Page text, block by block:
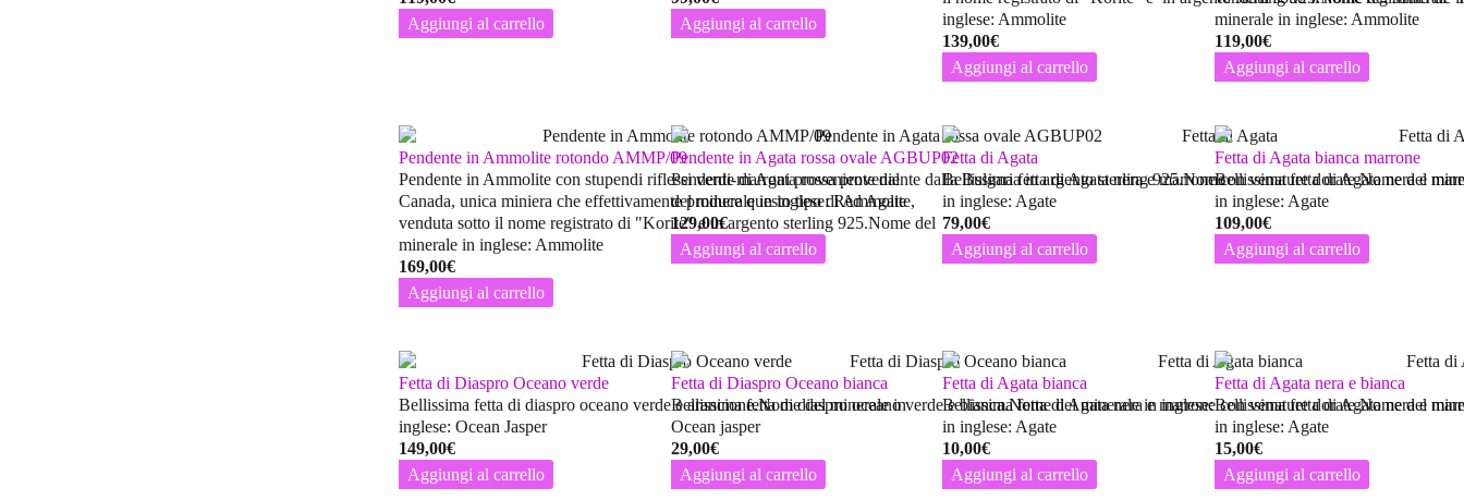
Aggiungi al carrello
Aggiungi al carrello
inglese: Ammolite
139,00€
Aggiungi al carrello
minerale in inglese: Ammolite
119,00€
Aggiungi al carrello
Pendente in Ammolite rotondo AMMP/09
Pendente in Ammolite con stupendi riflessi verdi-marroni proveniente dal
Canada, unica miniera che effettivamente produce questo tipo di Ammolite,
venduta sotto il nome registrato di "Korite" e in argento sterling 925.Nome del
minerale in inglese: Ammolite
169,00€
Aggiungi al carrello
Pendente in Agata rossa ovale AGBUP02
Pendente di Agata rossa proveniente dalla Bulgaria in argento sterling 925.Nome
del minerale in inglese: Red Agate
129,00€
Aggiungi al carrello
Fetta di Agata
Bellissima fetta di Agata nera e marrone con venature dorate.Nome del
in inglese: Agate
79,00€
Aggiungi al carrello
Fetta di Agata bianca marrone
Bellissima fetta di Agata nera e
in inglese: Agate
109,00€
Aggiungi al carrello
Fetta di Diaspro Oceano verde
Bellissima fetta di diaspro oceano verde e arancione.Nome del minerale in
inglese: Ocean Jasper
149,00€
Aggiungi al carrello
Fetta di Diaspro Oceano bianca
Bellissima fetta di diaspro oceano verde e bianca.Nome del minerale in inglese:
Ocean jasper
29,00€
Aggiungi al carrello
Fetta di Agata bianca
Bellissima fetta di Agata nera e marrone con venature dorate.Nome del
in inglese: Agate
10,00€
Aggiungi al carrello
Fetta di Agata nera e bianca
Bellissima fetta di Agata nera e
in inglese: Agate
15,00€
Aggiungi al carrello